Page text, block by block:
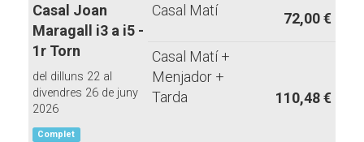
Casal Joan
Maragall i3 a i5 -
1r Torn
del dilluns 22 al
divendres 26 de juny
2026
Complet
Casal Matí 72,00 €
Casal Matí +
Menjador +
Tarda
110,48 €